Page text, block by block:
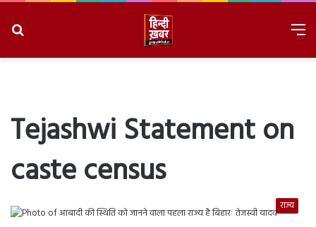
Tejashwi Statement on
caste census
राज्य